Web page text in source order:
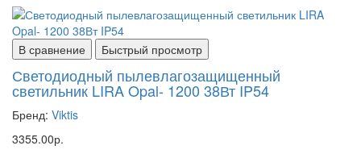
В сравнение Быстрый просмотр
Светодиодный пылевлагозащищенный
светильник LIRA Opal- 1200 38Вт IP54
Бренд: Viktis
3355.00р.